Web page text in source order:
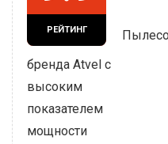
РЕЙТИНГ
бренда Atvel с
высоким
показателем
мощности